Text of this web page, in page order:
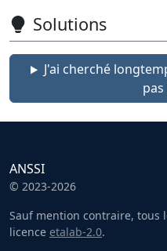
Solutions
J'ai cherché
ANSSI
© 2023-2026
Sauf mention contraire, tous
licence etalab-2.0.